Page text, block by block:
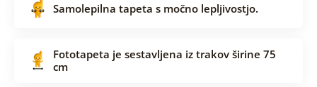
Samolepilna tapeta s močno lepljivostjo.
Fototapeta je sestavljena iz trakov širine 75
cm